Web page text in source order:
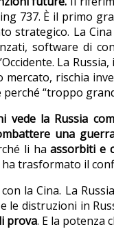
737. È il primo
strategico. La
software di
La
rischia
“troppo
vede la Russia
una
li haassorbiti e
trasformato il
la Cina. La
le distruzioni in
prova. E la potenza